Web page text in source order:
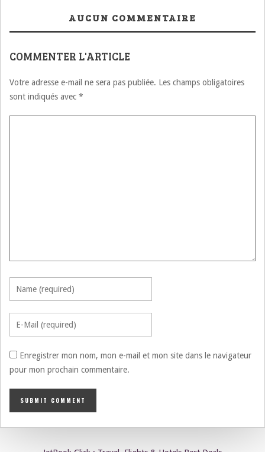
AUCUN COMMENTAIRE
COMMENTER L'ARTICLE
Votre adresse e-mail ne sera pas publiée. Les champs obligatoires
sont indiqués avec *
Enregistrer mon nom, mon e-mail et mon site dans le navigateur
pour mon prochain commentaire.